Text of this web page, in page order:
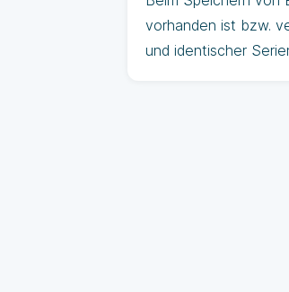
vorhanden ist bzw.
und identischer